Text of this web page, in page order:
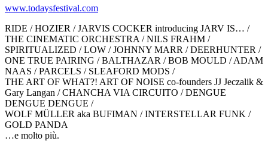
www.todaysfestival.com
RIDE / HOZIER / JARVIS COCKER introducing JARV IS… /
THE CINEMATIC ORCHESTRA / NILS FRAHM /
SPIRITUALIZED / LOW / JOHNNY MARR / DEERHUNTER /
ONE TRUE PAIRING / BALTHAZAR / BOB MOULD / ADAM
NAAS / PARCELS / SLEAFORD MODS /
THE ART OF WHAT?! ART OF NOISE co-founders JJ Jeczalik &
Gary Langan / CHANCHA VIA CIRCUITO / DENGUE
DENGUE DENGUE /
WOLF MÜLLER aka BUFIMAN / INTERSTELLAR FUNK /
GOLD PANDA
…e molto più.